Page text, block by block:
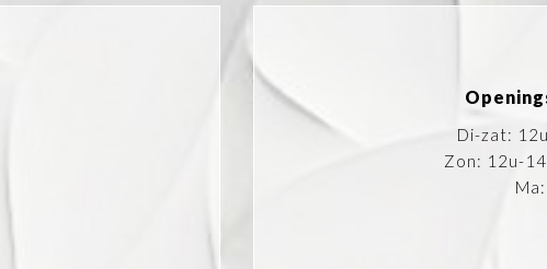
Di-zat:
Zon: 12u-